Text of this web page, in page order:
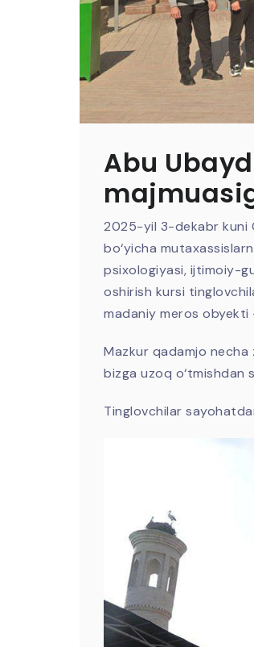
Abu
2025-yil 3-dekabr kuni
bo‘yicha
psixologiyasi, ijtimoiy-
oshirish kursi
madaniy meros
Mazkur qadamjo
bizga uzoq o‘tmishdan
Tinglovchilar